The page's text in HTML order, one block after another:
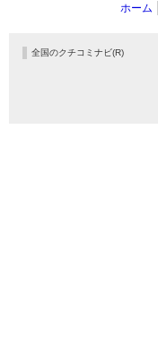
ホーム
全国のクチコミナビ(R)